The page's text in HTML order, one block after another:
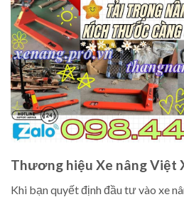
Thương hiệu Xe nâng Việt
Khi bạn quyết định đầu tư vào xe